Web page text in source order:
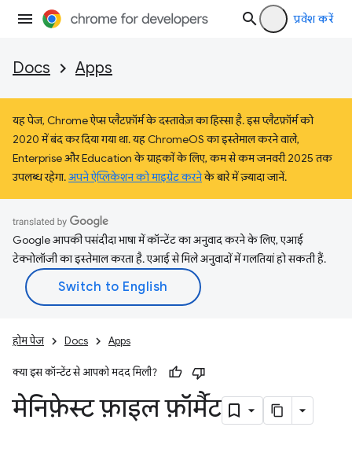
प्रवेश करें
Docs Apps
यह पेज, Chrome ऐप्स प्लैटफ़ॉर्म के दस्तावेज़ का हिस्सा है. इस प्लैटफ़ॉर्म को
2020 में बंद कर दिया गया था. यह ChromeOS का इस्तेमाल करने वाले,
Enterprise और Education के ग्राहकों के लिए, कम से कम जनवरी 2025 तक
उपलब्ध रहेगा.अपने ऐप्लिकेशन को माइग्रेट करनेके बारे में ज़्यादा जानें.
Google आपकी पसंदीदा भाषा में कॉन्टेंट का अनुवाद करने के लिए, एआई
टेक्नोलॉजी का इस्तेमाल करता है. एआई से मिले अनुवादों में गलतियां हो सकती हैं.
होम पेज Docs Apps
क्या इस कॉन्टेंट से आपको मदद मिली?
मेनिफ़ेस्ट फ़ाइल फ़ॉर्मैट